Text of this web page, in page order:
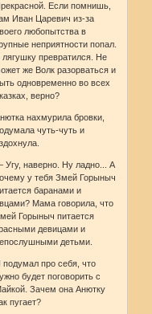
Если помнишь,
Иван Царевич из-за
любопытства в
неприятности попал.
лягушку превратился. Не
же Волк разорваться и
одновременно во всех
верно?
нахмурила бровки,
чуть-чуть и
Угу, наверно. Ну ладно... А
у тебя Змей Горыныч
баранами и
Мама говорила, что
Горыныч питается
девицами и
детьми.
подумал про себя, что
будет поговорить с
Зачем она Анютку
пугает?